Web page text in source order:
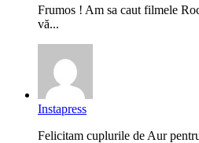
Frumos ! Am sa caut filmele
vă...
Instapress
Felicitam cuplurile de Aur